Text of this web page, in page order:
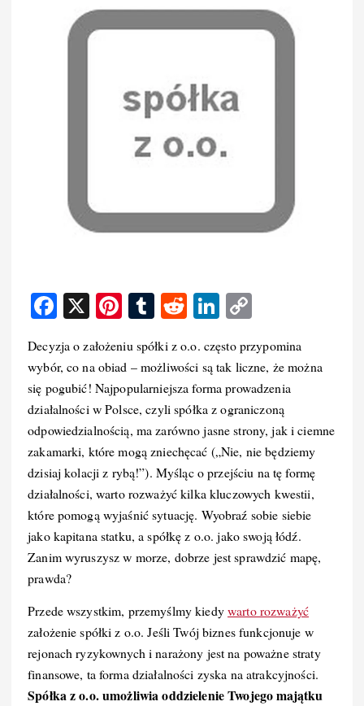
F
c
e
b
o
o
k
X
Pi
er
e
st
T
m
bl
r
R
d
di
t
Li
k
e
d
I
n
p
y
Li
n
k
Decyzja o założeniu spółki z o.o. często przypomina
wybór, co na obiad – możliwości są tak liczne, że można
się pogubić! Najpopularniejsza forma prowadzenia
działalności w Polsce, czyli spółka z ograniczoną
odpowiedzialnością, ma zarówno jasne strony, jak i ciemne
zakamarki, które mogą zniechęcać („Nie, nie będziemy
dzisiaj kolacji z rybą!”). Myśląc o przejściu na tę formę
działalności, warto rozważyć kilka kluczowych kwestii,
które pomogą wyjaśnić sytuację. Wyobraź sobie siebie
jako kapitana statku, a spółkę z o.o. jako swoją łódź.
Zanim wyruszysz w morze, dobrze jest sprawdzić mapę,
prawda?
Przede wszystkim, przemyślmy kiedywarto rozważyć
założenie spółki z o.o. Jeśli Twój biznes funkcjonuje w
rejonach ryzykownych i narażony jest na poważne straty
finansowe, ta forma działalności zyska na atrakcyjności.
Spółka z o.o. umożliwia oddzielenie Twojego majątku